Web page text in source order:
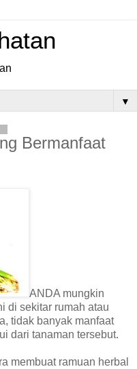
▼
Bermanfaat
ANDA mungkin
di sekitar rumah atau
tidak banyak manfaat
dari tanaman tersebut.
membuat ramuan herbal